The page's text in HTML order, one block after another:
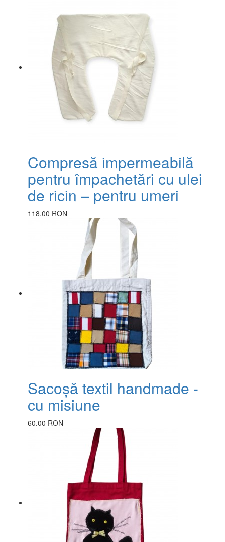
Compresă impermeabilă
pentru împachetări cu ulei
de ricin – pentru umeri
118.00 RON
Sacoșă textil handmade -
cu misiune
60.00 RON